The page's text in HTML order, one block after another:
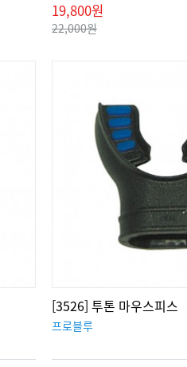
19,800원
22,000원
[3526] 투톤 마우스피스
프로블루